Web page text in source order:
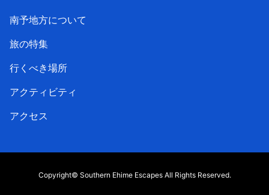
南予地方について
旅の特集
行くべき場所
アクティビティ
アクセス
Copyright© Southern Ehime Escapes All Rights Reserved.